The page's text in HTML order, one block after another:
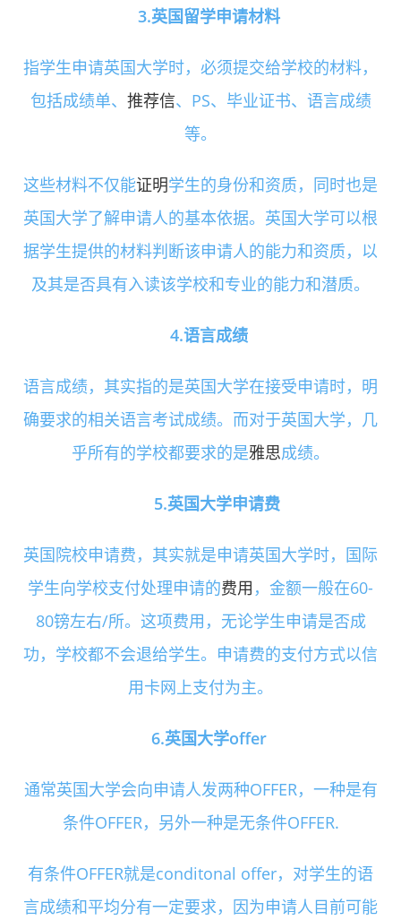
3.英国留学申请材料
指学生申请英国大学时，必须提交给学校的材料，
包括成绩单、 推荐信、PS、毕业证书、语言成绩
等。
这些材料不仅能证明学生的身份和资质，同时也是
英国大学了解申请人的基本依据。英国大学可以根
据学生提供的材料判断该申请人的能力和资质，以
及其是否具有入读该学校和专业的能力和潜质。
4.语言成绩
语言成绩，其实指的是英国大学在接受申请时，明
确要求的相关语言考试成绩。而对于英国大学，几
乎所有的学校都要求的是雅思成绩。
5.英国大学申请费
英国院校申请费，其实就是申请英国大学时，国际
学生向学校支付处理申请的费用 ，金额一般在60-
80镑左右/所。这项费用，无论学生申请是否成
功，学校都不会退给学生。申请费的支付方式以信
用卡网上支付为主。
6.英国大学offer
通常英国大学会向申请人发两种OFFER，一种是有
条件OFFER，另外一种是无条件OFFER.
有条件OFFER就是conditonal offer，对学生的语
言成绩和平均分有一定要求，因为申请人目前可能